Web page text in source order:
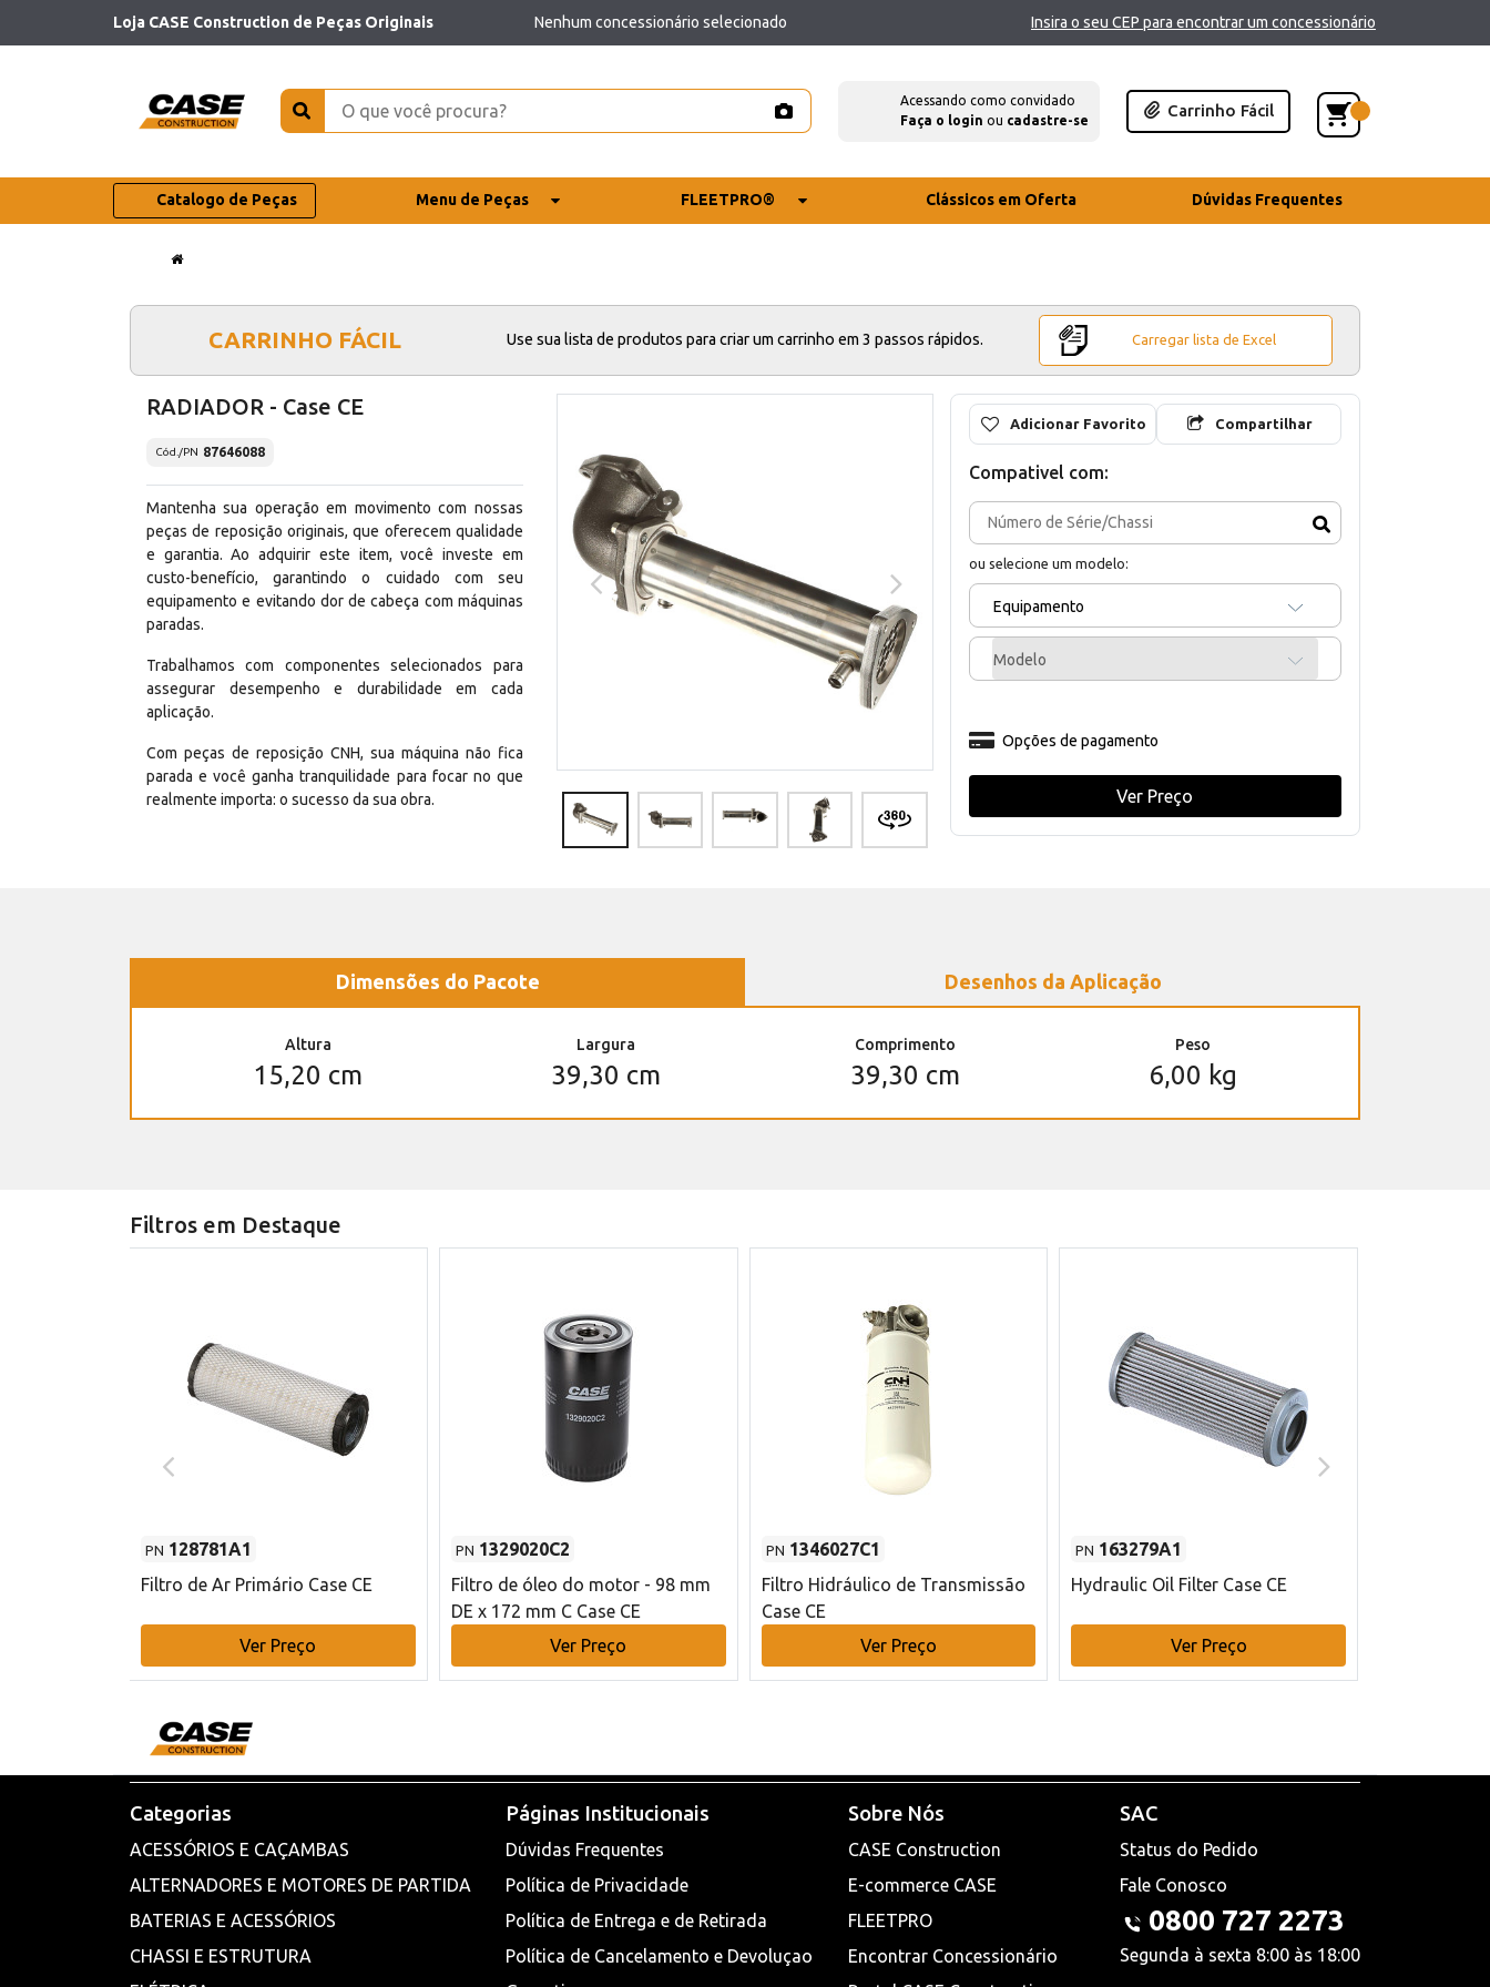
Loja CASE Construction de Peças Originais Nenhum concessionário selecionado Insira o seu CEP para encontrar um concessionário
Acessando como convidado
Faça o login ou cadastre-se
Carrinho Fácil
Catalogo de Peças Menu de Peças FLEETPRO® Clássicos em Oferta Dúvidas Frequentes
CARRINHO FÁCIL Use sua lista de produtos para criar um carrinho em 3 passos rápidos. Carregar lista de Excel
RADIADOR - Case CE
Cód./PN 87646088
Mantenha sua operação em movimento com nossas
peças de reposição originais, que oferecem qualidade
e garantia. Ao adquirir este item, você investe em
custo-benefício, garantindo o cuidado com seu
equipamento e evitando dor de cabeça com máquinas
paradas.
Trabalhamos com componentes selecionados para
assegurar desempenho e durabilidade em cada
aplicação.
Com peças de reposição CNH, sua máquina não fica
parada e você ganha tranquilidade para focar no que
realmente importa: o sucesso da sua obra.
Adicionar Favorito Compartilhar
Compativel com:
ou selecione um modelo:
Equipamento
Modelo
Opções de pagamento
Ver Preço
Dimensões do Pacote Desenhos da Aplicação
Altura
15,20 cm
Largura
39,30 cm
Comprimento
39,30 cm
Peso
6,00 kg
Filtros em Destaque
PN 128781A1
Filtro de Ar Primário Case CE
Ver Preço
PN 1329020C2
Filtro de óleo do motor - 98 mm
DE x 172 mm C Case CE
Ver Preço
PN 1346027C1
Filtro Hidráulico de Transmissão
Case CE
Ver Preço
PN 163279A1
Hydraulic Oil Filter Case CE
Ver Preço
Categorias
ACESSÓRIOS E CAÇAMBAS
ALTERNADORES E MOTORES DE PARTIDA
BATERIAS E ACESSÓRIOS
CHASSI E ESTRUTURA
Páginas Institucionais
Dúvidas Frequentes
Política de Privacidade
Política de Entrega e de Retirada
Política de Cancelamento e Devoluçao
Sobre Nós
CASE Construction
E-commerce CASE
FLEETPRO
Encontrar Concessionário
SAC
Status do Pedido
Fale Conosco
0800 727 2273
Segunda à sexta 8:00 às 18:00